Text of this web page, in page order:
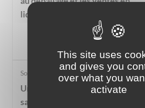
liquidation
Social
Un employeur peut-il licencier
salariée qui ne lui a pas indiqué
This site uses
and gives you
over what you
activate